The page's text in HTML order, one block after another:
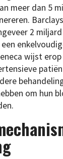
meer dan 5
2
wijst
om hun